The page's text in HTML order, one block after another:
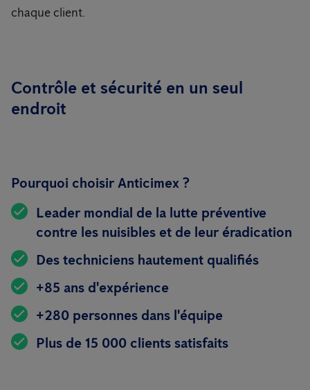
chaque client.
Contrôle et sécurité en un seul
endroit
Pourquoi choisir Anticimex ?
Leader mondial de la lutte préventive
contre les nuisibles et de leur éradication
Des techniciens hautement qualifiés
+85 ans d'expérience
+280 personnes dans l'équipe
Plus de 15 000 clients satisfaits